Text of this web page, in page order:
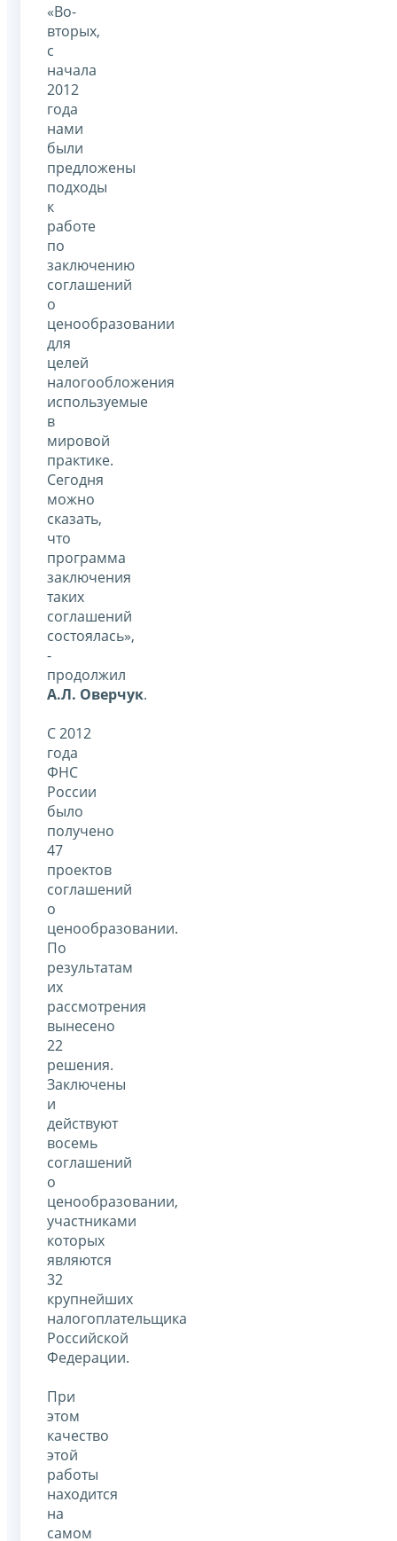
«Во-
вторых,
с
начала
2012
года
нами
были
предложены
подходы
к
работе
по
заключению
соглашений
о
ценообразовании
для
целей
налогообложения
используемые
в
мировой
практике.
Сегодня
можно
сказать,
что
программа
заключения
таких
соглашений
состоялась»,
-
продолжил
А.Л. Оверчук.
С 2012
года
ФНС
России
было
получено
47
проектов
соглашений
о
ценообразовании.
По
результатам
их
рассмотрения
вынесено
22
решения.
Заключены
и
действуют
восемь
соглашений
о
ценообразовании,
участниками
которых
являются
32
крупнейших
налогоплательщика
Российской
Федерации.
При
этом
качество
этой
работы
находится
на
самом